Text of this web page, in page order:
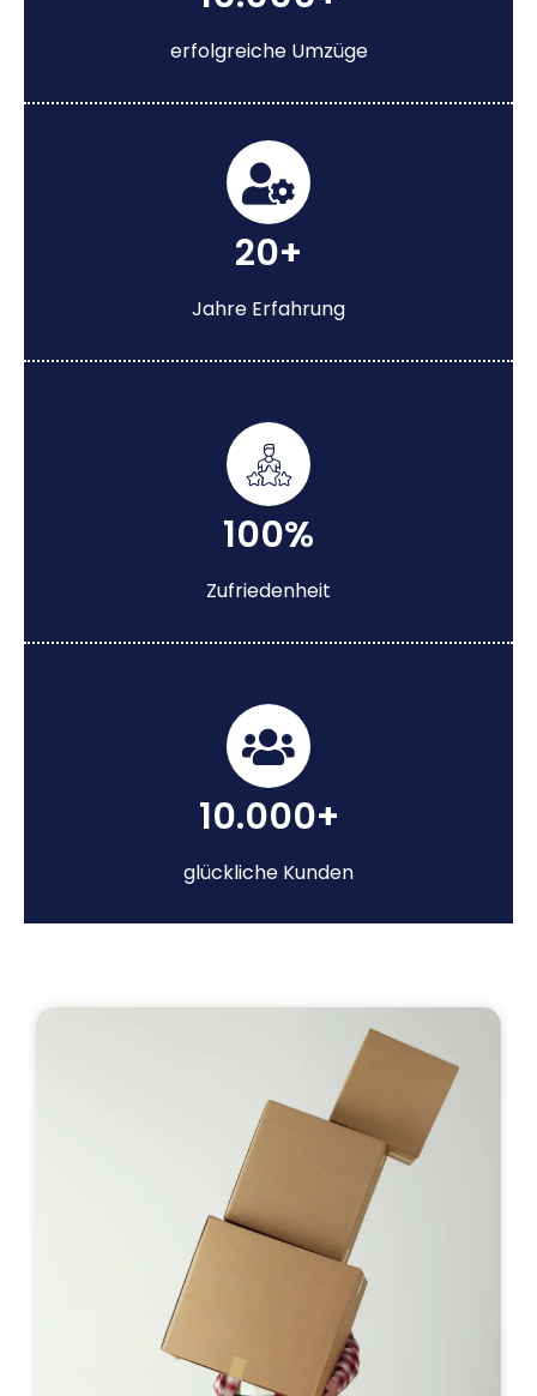
erfolgreiche Umzüge
20+
Jahre Erfahrung
100%
Zufriedenheit
10.000+
glückliche Kunden